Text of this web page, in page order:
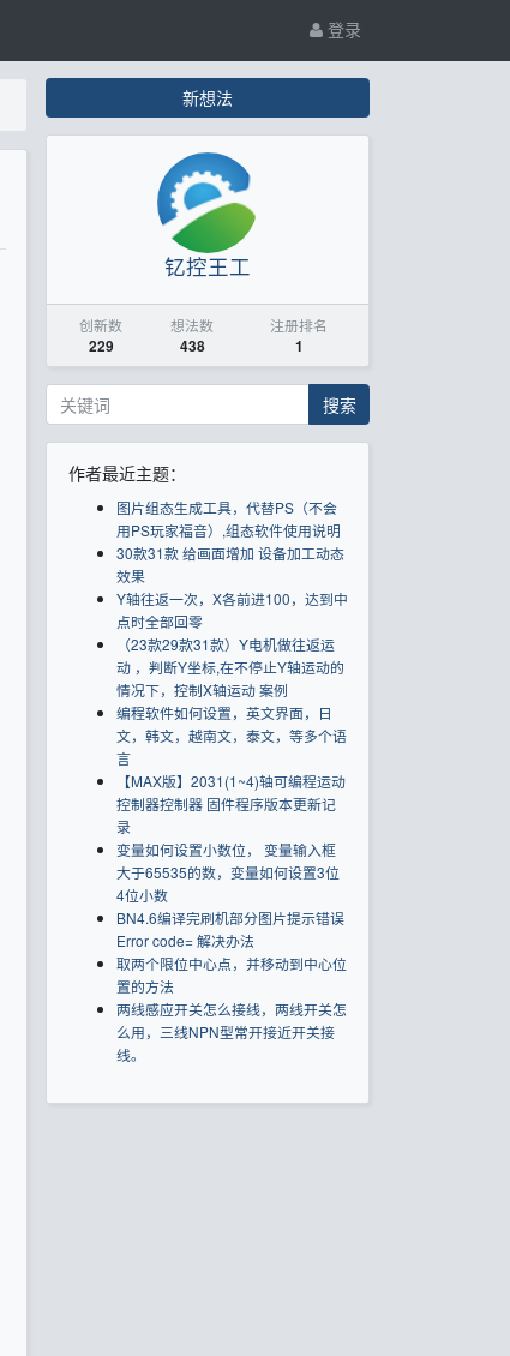
登录
新想法
钇控王工
创新数
229
想法数
438
注册排名
1
搜索
作者最近主题：
图片组态生成工具，代替PS（不会
用PS玩家福音）,组态软件使用说明
30款31款 给画面增加 设备加工动态
效果
Y轴往返一次，X各前进100，达到中
点时全部回零
（23款29款31款）Y电机做往返运
动 ，判断Y坐标,在不停止Y轴运动的
情况下，控制X轴运动 案例
编程软件如何设置，英文界面，日
文，韩文，越南文，泰文，等多个语
言
【MAX版】2031(1~4)轴可编程运动
控制器控制器 固件程序版本更新记
录
变量如何设置小数位， 变量输入框
大于65535的数，变量如何设置3位
4位小数
BN4.6编译完刷机部分图片提示错误
Error code= 解决办法
取两个限位中心点，并移动到中心位
置的方法
两线感应开关怎么接线，两线开关怎
么用，三线NPN型常开接近开关接
线。